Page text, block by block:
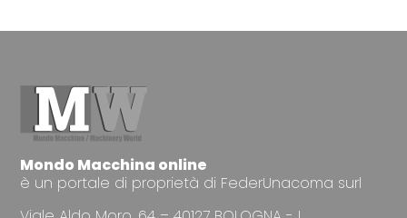
Mondo Macchina online
è un portale di proprietà di FederUnacoma surl